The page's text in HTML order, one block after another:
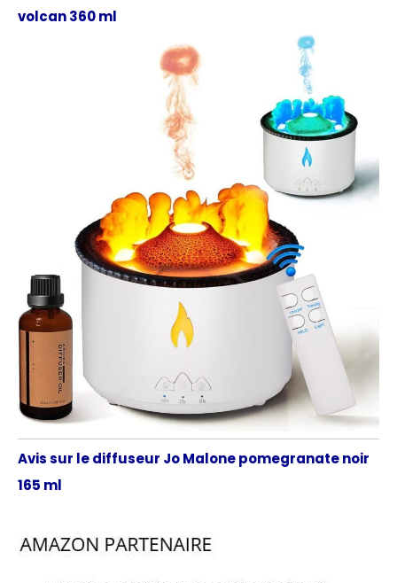
volcan 360 ml
Avis sur le diffuseur Jo Malone pomegranate noir
165 ml